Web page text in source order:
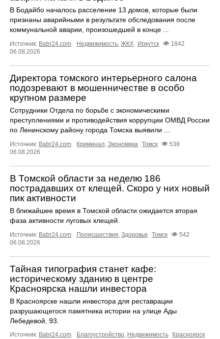
В Бодайбо началось расселение 13 домов, которые были
признаны аварийными в результате обследования после
коммунальной аварии, произошедшей в конце ...
Источник: Babr24.com Недвижимость ЖКХ Иркутск
1842
06.08.2026
Директора томского интерьерного салона
подозревают в мошенничестве в особо
крупном размере
Сотрудники Отдела по борьбе с экономическими
преступлениями и противодействия коррупции ОМВД России
по Ленинскому району города Томска выявили ...
Источник: Babr24.com. Криминал, Экономика Томск
538
06.08.2026
В Томской области за неделю 186
пострадавших от клещей. Скоро у них новый
пик активности
В ближайшее время в Томской области ожидается вторая
фаза активности луговых клещей.
Источник: Babr24.com. Происшествия, Здоровье Томск
542
06.08.2026
Тайная типография станет кафе:
историческому зданию в центре
Красноярска нашли инвестора
В Красноярске нашли инвестора для реставрации
разрушающегося памятника истории на улице Ады
Лебедевой, 93.
Источник: Babr24.com. Благоустройство, Недвижимость
Красноярск